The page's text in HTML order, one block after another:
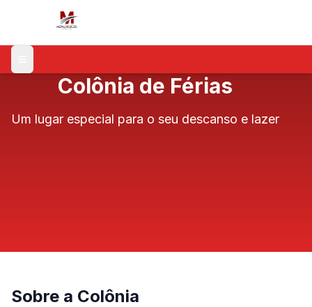
Colônia de Férias
Um lugar especial para o seu descanso e lazer
Sobre a Colônia